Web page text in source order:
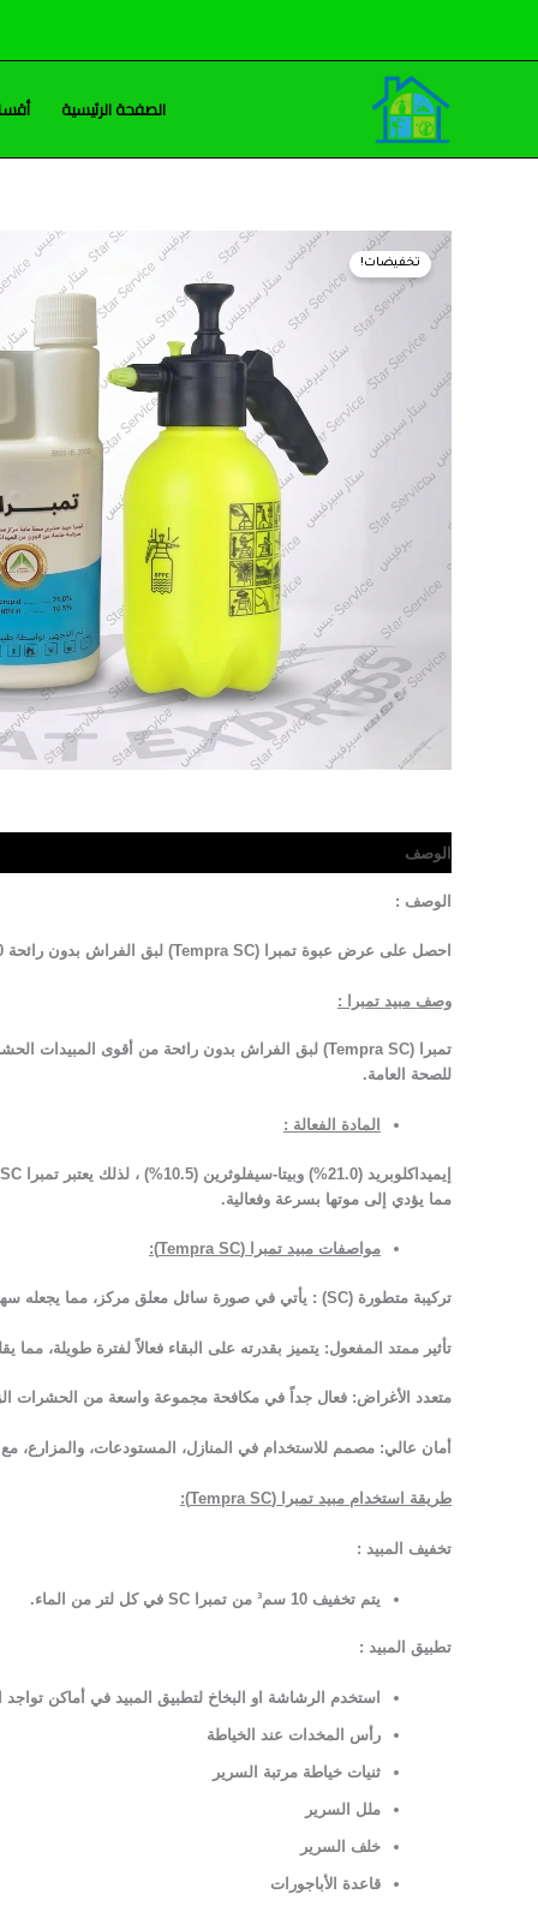
المحتوى
الصفحة الرئيسية
تخفيضات!
الوصف
الوصف :
احصل على عرض عبوة تمبرا (Tempra SC) لبق الفراش بدون رائحة 500 ملل + بخاخة مضخة رشاشه 2 لتر هذه الرشاشة مصممة لتوفير أقصى درجات الراحة والكفاءة بفضل نظام الضغط العالي وسهولة الاستخدام.
وصف مبيد تمبرا :
للصحة العامة.
المادة الفعالة :
إيميداكلوبريد (21.0%) وبيتا-سيفلوثرين (10.5%) ،
مما يؤدي إلى موتها بسرعة وفعالية.
مواصفات مبيد تمبرا (Tempra SC
):
تركيبة متطورة (SC)
: يأتي في صورة سائل معلق مركز، مما يجعله
تأثير ممتد المفعول: يتميز بقدرته على البقاء فعالاً لفترة طويلة،
متعدد الأغراض: فعال جداً في مكافحة مجموعة واسعة من الحشرات
أمان عالي: مصمم للاستخدام في المنازل، المستودعات، والمزارع،
طريقة استخدام مبيد تمبرا (Tempra SC) :
تخفيف المبيد :
يتم تخفيف 10 سم³ من تمبرا SC في كل لتر من الماء.
تطبيق المبيد :
استخدم الرشاشة او البخاخ لتطبيق المبيد في أماكن تواجد
رأس المخدات عند الخياطة
ثنيات خياطة مرتبة السرير
ملل السرير
خلف السرير
قاعدة الأباجورات